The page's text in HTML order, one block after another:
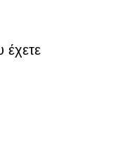
έχετε